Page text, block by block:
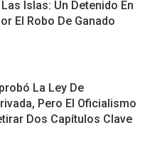
Islas: Un Detenido En
El Robo De Ganado
La Ley De
Pero El Oficialismo
Dos Capítulos Clave